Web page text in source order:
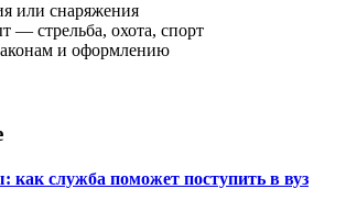
или снаряжения
— стрельба, охота, спорт
и оформлению
как служба поможет поступить в вуз